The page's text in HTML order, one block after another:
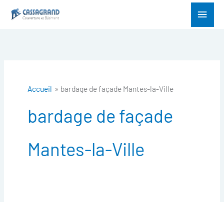
Menu
Accueil bardage de façade Mantes-la-Ville
bardage de façade
Mantes-la-Ville